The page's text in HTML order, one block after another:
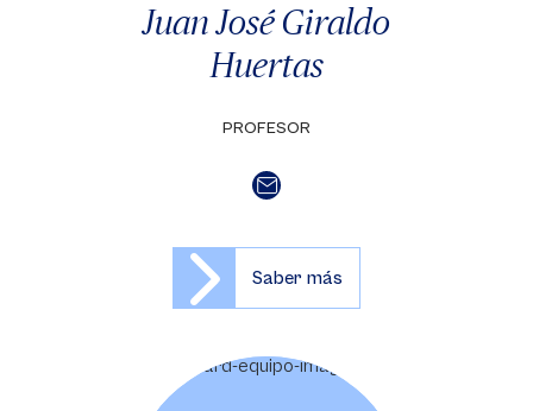
Juan José Giraldo
Huertas
PROFESOR
Saber más